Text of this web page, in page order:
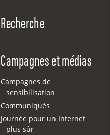
Recherche
Campagnes et médias
Campagnes de
sensibilisation
Communiqués
Journée pour un Internet
plus sûr